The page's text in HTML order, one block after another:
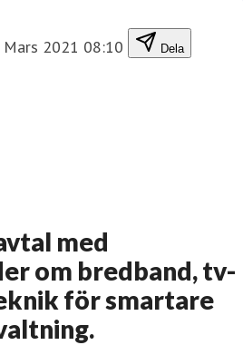
Mars 2021 08:10 Dela
med
om bredband, tv-
för smartare